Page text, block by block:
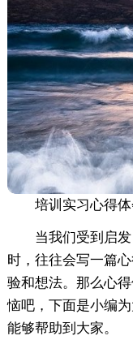
培训实习心得
当我们受到启
时，往往会写一篇
验和想法。那么心
恼吧，下面是小编
能够帮助到大家。